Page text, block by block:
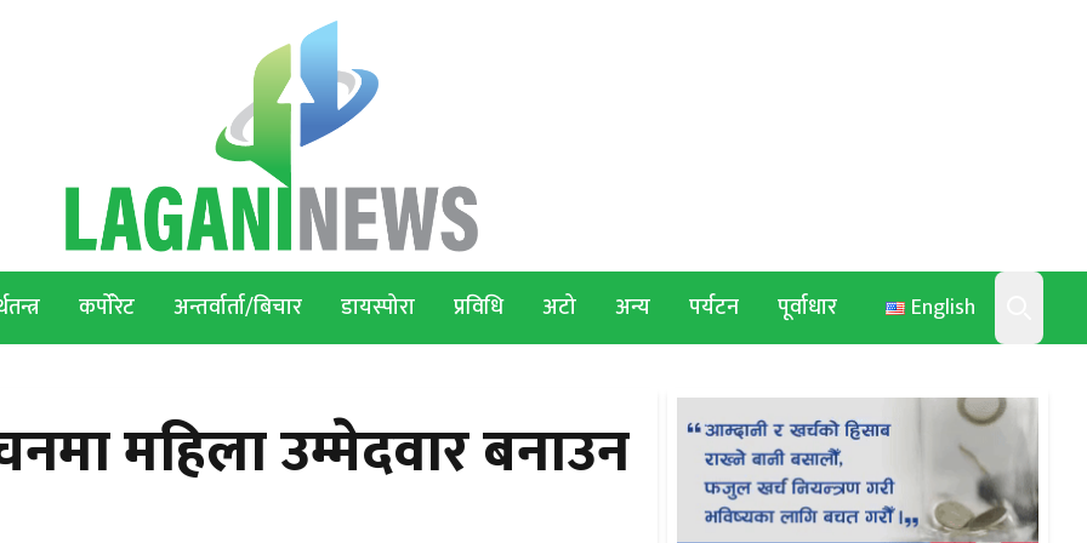
English
Search
कर्पोरेट अन्तर्वार्ता/बिचार डायस्पोरा प्रविधि अटो अन्य पर्यटन पूर्वाधार
महिला उम्मेदवार बनाउन